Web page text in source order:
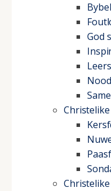
God
Christelike